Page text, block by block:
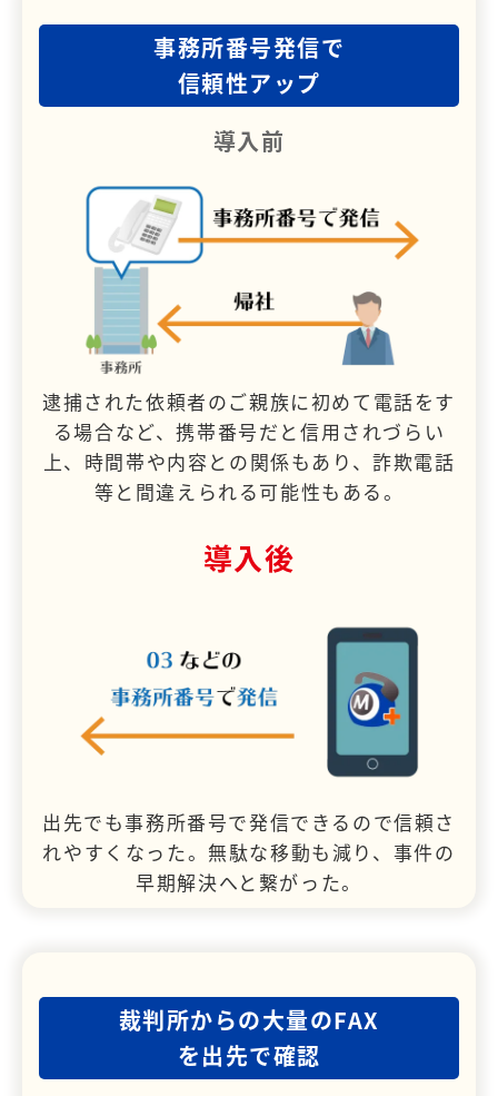
事務所番号発信で
信頼性アップ
導入前
逮捕された依頼者のご親族に初めて電話をす
る場合など、携帯番号だと信用されづらい
上、時間帯や内容との関係もあり、詐欺電話
等と間違えられる可能性もある。
導入後
出先でも事務所番号で発信できるので信頼さ
れやすくなった。無駄な移動も減り、事件の
早期解決へと繋がった。
裁判所からの大量のFAX
を出先で確認